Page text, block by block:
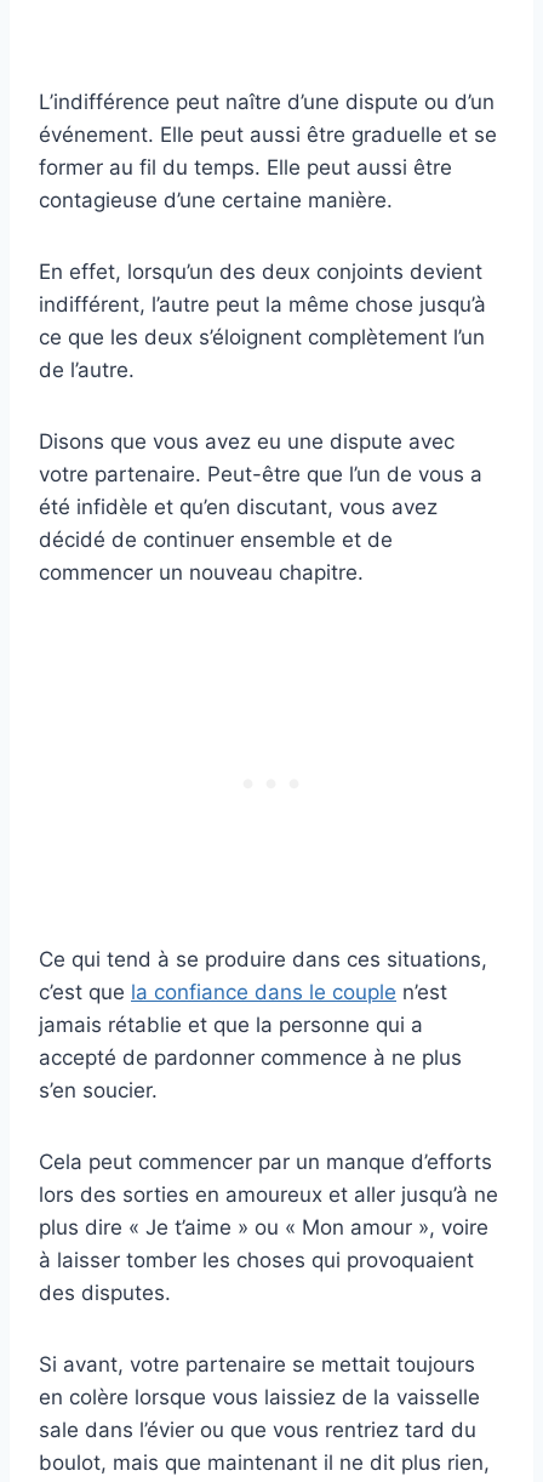
L’indifférence peut naître d’une dispute ou d’un
événement. Elle peut aussi être graduelle et se
former au fil du temps. Elle peut aussi être
contagieuse d’une certaine manière.
En effet, lorsqu’un des deux conjoints devient
indifférent, l’autre peut la même chose jusqu’à
ce que les deux s’éloignent complètement l’un
de l’autre.
Disons que vous avez eu une dispute avec
votre partenaire. Peut-être que l’un de vous a
été infidèle et qu’en discutant, vous avez
décidé de continuer ensemble et de
commencer un nouveau chapitre.
Ce qui tend à se produire dans ces situations,
c’est que la confiance dans le couple n’est
jamais rétablie et que la personne qui a
accepté de pardonner commence à ne plus
s’en soucier.
Cela peut commencer par un manque d’efforts
lors des sorties en amoureux et aller jusqu’à ne
plus dire « Je t’aime » ou « Mon amour », voire
à laisser tomber les choses qui provoquaient
des disputes.
Si avant, votre partenaire se mettait toujours
en colère lorsque vous laissiez de la vaisselle
sale dans l’évier ou que vous rentriez tard du
boulot, mais que maintenant il ne dit plus rien,